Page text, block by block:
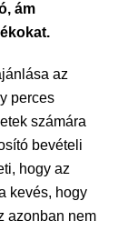
ám
az
perces
számára
bevételi
hogy az
kevés, hogy
azonban nem